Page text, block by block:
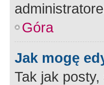
Góra
Jak mogę
Tak jak